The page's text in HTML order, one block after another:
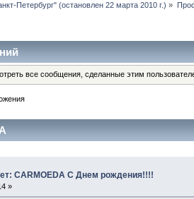
Петербург" (остановлен 22 марта 2010 г.) »
все сообщения, сделанные этим
CARMOEDA С Днем рождения!!!!
»